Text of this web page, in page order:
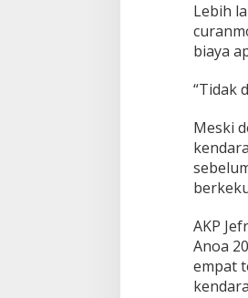
Lebih
biaya
“Tidak
Meski
AKP
Anoa
empat